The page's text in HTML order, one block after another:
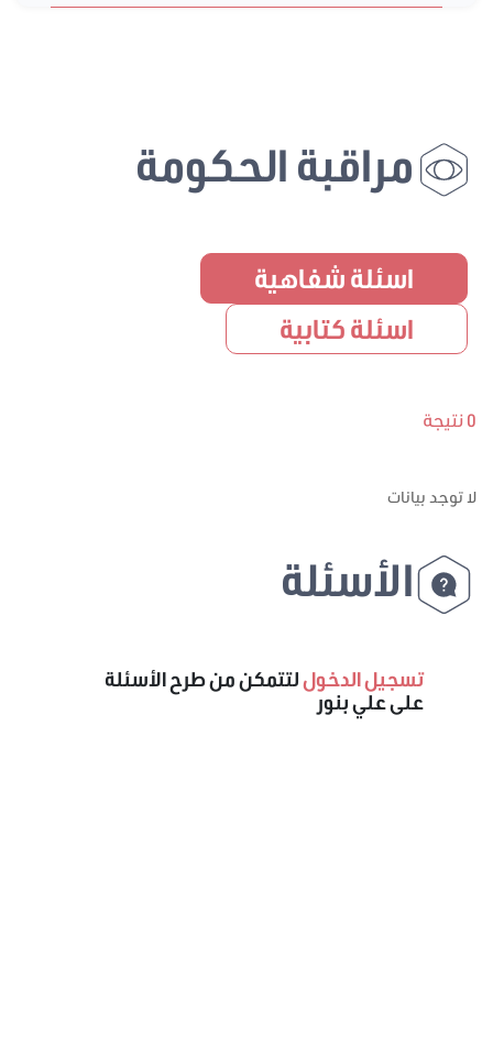
مراقبة الحكومة
اسئلة شفاهية
اسئلة كتابية
0 نتيجة
لا توجد بيانات
الأسئلة
تسجيل الدخوللتتمكن من طرح الأسئلة
على علي بنور